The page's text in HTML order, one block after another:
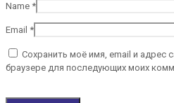
Name *
Email *
Сохранить моё имя, email и адрес
браузере для последующих моих